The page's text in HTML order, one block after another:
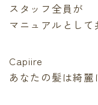
スタッフ全員が
マニュアルとして
Capiire
あなたの髪は綺麗